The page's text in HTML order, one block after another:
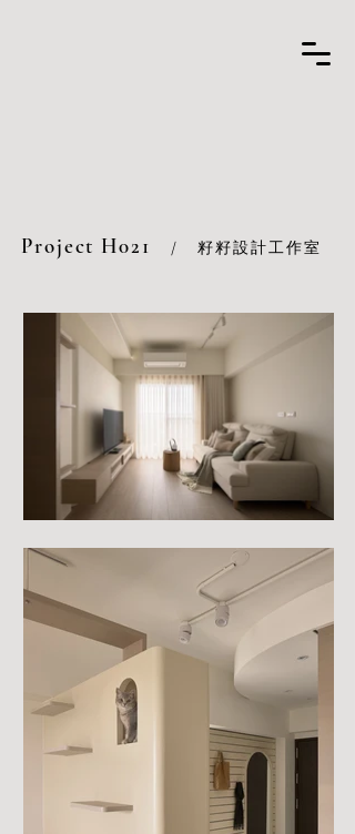
Project H021 / 籽籽設計工作室